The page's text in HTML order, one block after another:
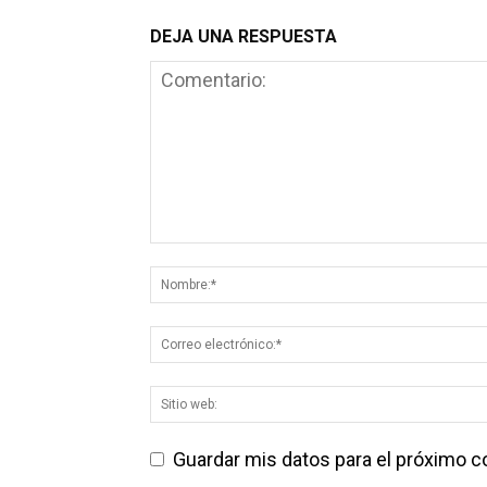
DEJA UNA RESPUESTA
Guardar mis datos para el próximo